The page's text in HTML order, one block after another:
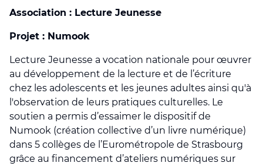
Association : Lecture Jeunesse
Projet : Numook
Lecture Jeunesse a vocation nationale pour œuvrer
au développement de la lecture et de l’écriture
chez les adolescents et les jeunes adultes ainsi qu'à
l'observation de leurs pratiques culturelles. Le
soutien a permis d’essaimer le dispositif de
Numook (création collective d’un livre numérique)
dans 5 collèges de l’Eurométropole de Strasbourg
grâce au financement d’ateliers numériques sur